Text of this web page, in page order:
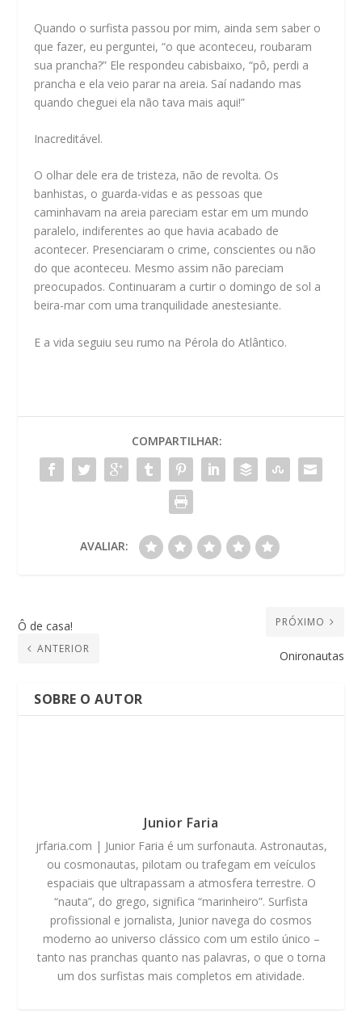
Quando o surfista passou por mim, ainda sem saber o
que fazer, eu perguntei, “o que aconteceu, roubaram
sua prancha?” Ele respondeu cabisbaixo, “pô, perdi a
prancha e ela veio parar na areia. Saí nadando mas
quando cheguei ela não tava mais aqui!”
Inacreditável.
O olhar dele era de tristeza, não de revolta. Os
banhistas, o guarda-vidas e as pessoas que
caminhavam na areia pareciam estar em um mundo
paralelo, indiferentes ao que havia acabado de
acontecer. Presenciaram o crime, conscientes ou não
do que aconteceu. Mesmo assim não pareciam
preocupados. Continuaram a curtir o domingo de sol a
beira-mar com uma tranquilidade anestesiante.
E a vida seguiu seu rumo na Pérola do Atlântico.
COMPARTILHAR:
AVALIAR:
Ô de casa!
ANTERIOR
PRÓXIMO
Onironautas
SOBRE O AUTOR
Junior Faria
jrfaria.com | Junior Faria é um surfonauta. Astronautas,
ou cosmonautas, pilotam ou trafegam em veículos
espaciais que ultrapassam a atmosfera terrestre. O
“nauta”, do grego, significa “marinheiro”. Surfista
profissional e jornalista, Junior navega do cosmos
moderno ao universo clássico com um estilo único –
tanto nas pranchas quanto nas palavras, o que o torna
um dos surfistas mais completos em atividade.